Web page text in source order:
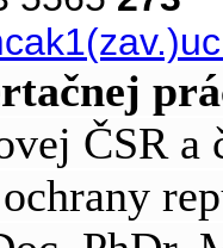
ČSR a